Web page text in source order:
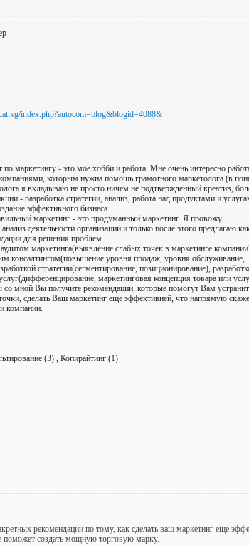
index.php?autocom=blog&blogid=4088&
по маркетингу - это мое хобби и работа. Мне очень интересно
которым нужна помощь грамотного маркетолога (в
я вкладываю не просто ничем не подтвержденный креатив,
- разработка стратегии, анализ, работа над продуктами и
эффективного бизнеса.
маркетинг - это продуманный маркетинг. Я провожу
деятельности организации и только после этого предлагаю
для решения проблем.
маркетинга(выявление слабых точек в маркетинге
консалтингом(повышение уровня продаж, уровня обслуживание,
стратегии(сегментирование, позиционирование),
маркетинговая концепция товара или
со мной Вы получите рекомендации, которые помогут Вам
сделать Ваш маркетинг еще эффективней, что напрямую
компании.
(3) , Копирайтинг (1)
рекомендации по тому, как сделать ваш маркетинг еще
поможет создать мощную торговую марку.